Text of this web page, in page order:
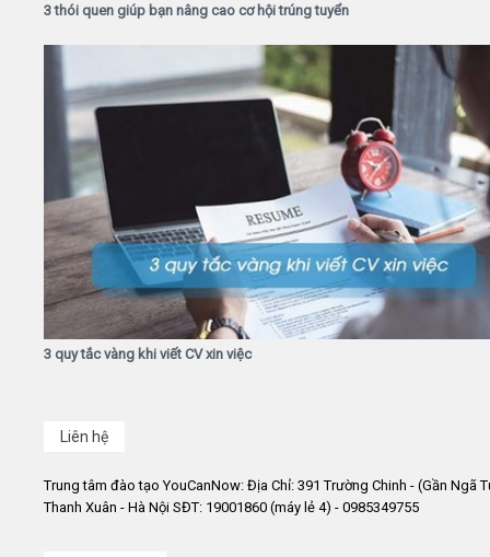
3 thói quen giúp bạn nâng cao cơ hội trúng tuyển
3 quy tắc vàng khi viết CV xin việc
Liên hệ
Trung tâm đào tạo YouCanNow: Địa Chỉ: 391 Trường Chinh - (Gần Ngã
Thanh Xuân - Hà Nội SĐT: 19001860 (máy lẻ 4) - 0985349755